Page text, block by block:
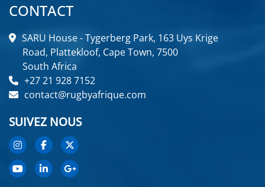
CONTACT
SARU House - Tygerberg Park, 163 Uys Krige
Road, Plattekloof, Cape Town, 7500
South Africa
+27 21 928 7152
contact@rugbyafrique.com
SUIVEZ NOUS